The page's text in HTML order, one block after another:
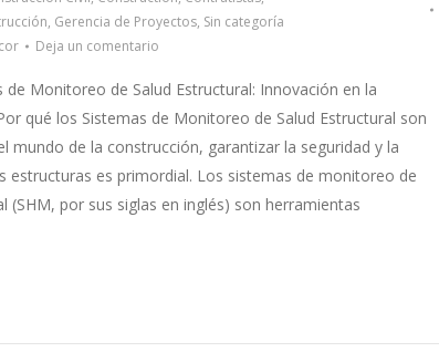
, Gerencia de Proyectos, Sin categoría
Deja un comentario
de Monitoreo de Salud Estructural: Innovación en la
qué los Sistemas de Monitoreo de Salud Estructural son
mundo de la construcción, garantizar la seguridad y la
estructuras es primordial. Los sistemas de monitoreo de
(SHM, por sus siglas en inglés) son herramientas